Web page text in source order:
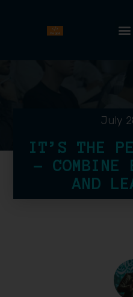
July
IT’S THE
– COMBINE
AND